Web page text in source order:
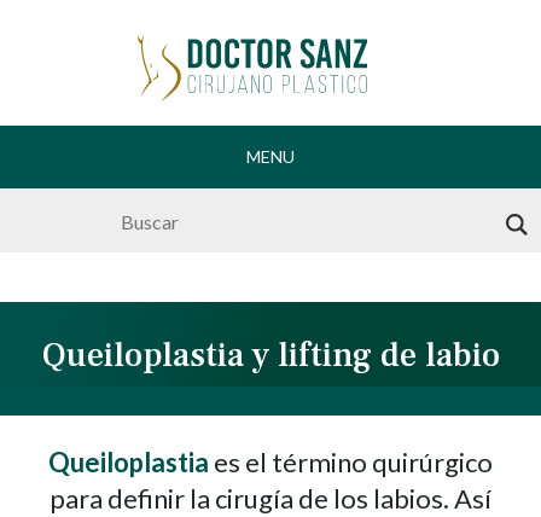
MENU
Queiloplastia y lifting de labio
Queiloplastia es el término quirúrgico
para definir la cirugía de los labios. Así